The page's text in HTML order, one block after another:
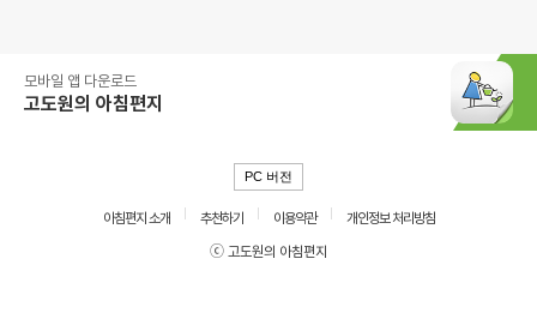
모바일 앱 다운로드
고도원의 아침편지
PC 버전
아침편지 소개 추천하기 이용약관
개인정보 처리방침
ⓒ 고도원의 아침편지